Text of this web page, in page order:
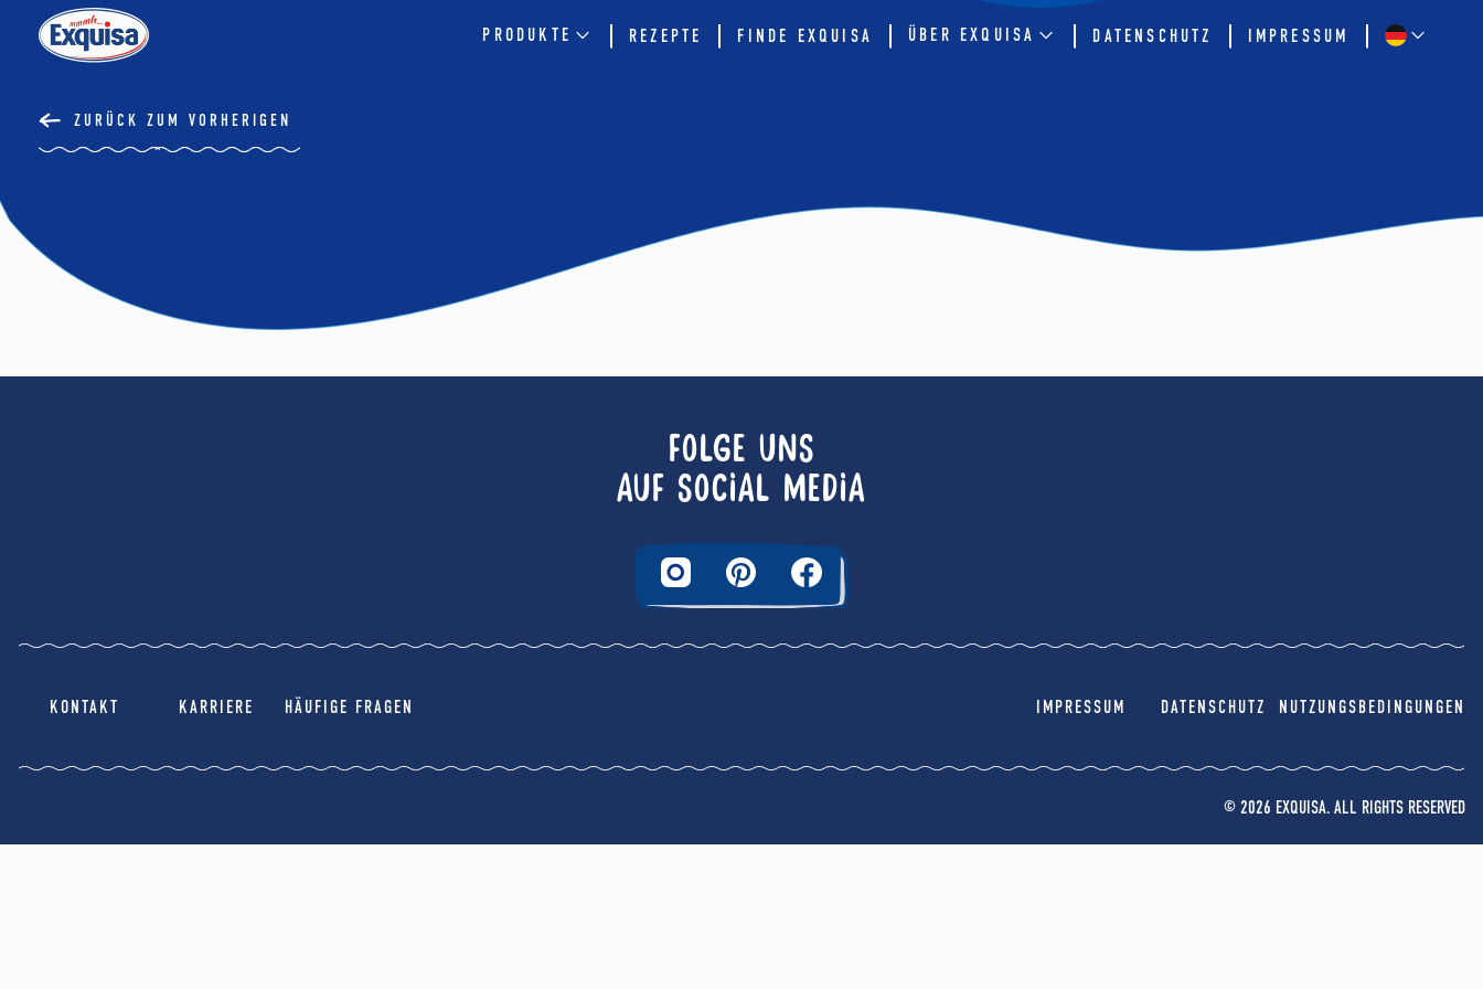
PRODUKTE REZEPTE FINDE EXQUISA ÜBER EXQUISA DATENSCHUTZ IMPRESSUM
ZURÜCK ZUM VORHERIGEN
FOLGE UNS
AUF SOCIAL MEDIA
KONTAKT KARRIERE HÄUFIGE FRAGEN IMPRESSUM DATENSCHUTZ NUTZUNGSBEDINGUNGEN
© 2026 EXQUISA. ALL RIGHTS RESERVED